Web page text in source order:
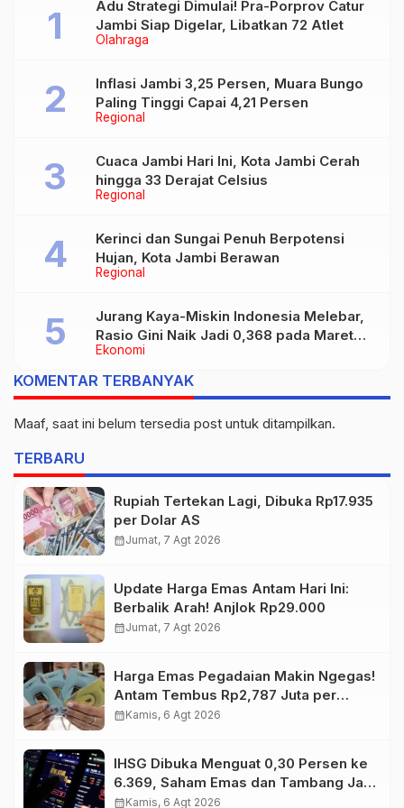
Olahraga
Adu Strategi Dimulai! Pra-Porprov Catur
Jambi Siap Digelar, Libatkan 72 Atlet
Regional
Inflasi Jambi 3,25 Persen, Muara Bungo
Paling Tinggi Capai 4,21 Persen
Regional
Cuaca Jambi Hari Ini, Kota Jambi Cerah
hingga 33 Derajat Celsius
Regional
Kerinci dan Sungai Penuh Berpotensi
Hujan, Kota Jambi Berawan
Ekonomi
Jurang Kaya-Miskin Indonesia Melebar,
Rasio Gini Naik Jadi 0,368 pada Maret
2026
KOMENTAR TERBANYAK
Maaf, saat ini belum tersedia post untuk ditampilkan.
TERBARU
Rupiah Tertekan Lagi, Dibuka Rp17.935
per Dolar AS
calendar_monthJumat, 7 Agt 2026
Update Harga Emas Antam Hari Ini:
Berbalik Arah! Anjlok Rp29.000
calendar_monthJumat, 7 Agt 2026
Harga Emas Pegadaian Makin Ngegas!
Antam Tembus Rp2,787 Juta per
Gram
calendar_monthKamis, 6 Agt 2026
IHSG Dibuka Menguat 0,30 Persen ke
6.369, Saham Emas dan Tambang Jadi
Penggerak
calendar_monthKamis, 6 Agt 2026